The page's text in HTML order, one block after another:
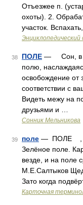
Отъезжее п.
охоты). 2.
участок.
Энциклопедический
38 ПОЛЕ — Сон, в
полю,
освобождение от
соответствии с
Видеть межу на
друзьями и …
Сонник Мельникова
39 поле — ПОЛЕ ,
Зелёное поле.
везде, и на поле
М.Е.Салтыков
Зато когда
Карточная